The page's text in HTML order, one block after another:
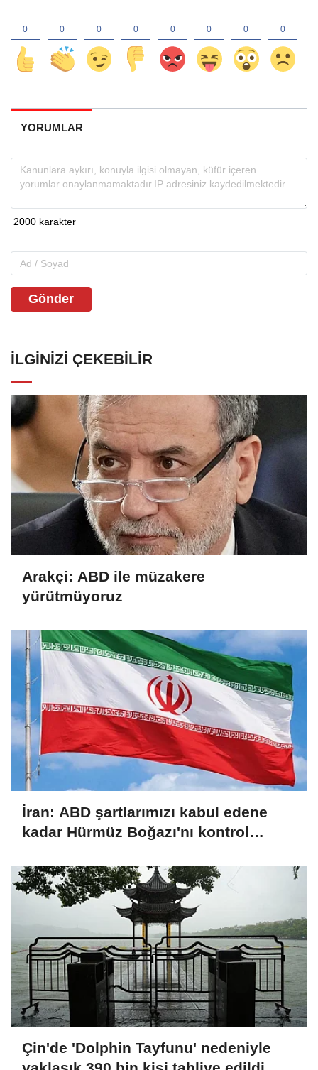
YORUMLAR
Gönder
İLGINIZI ÇEKEBILIR
Arakçi: ABD ile müzakere
yürütmüyoruz
İran: ABD şartlarımızı kabul edene
kadar Hürmüz Boğazı'nı kontrol
Çin'de 'Dolphin Tayfunu' nedeniyle